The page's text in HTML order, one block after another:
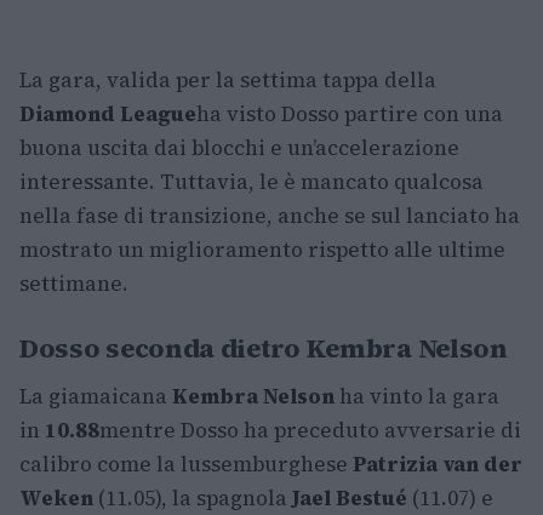
La gara, valida per la settima tappa della
Diamond Leagueha visto Dosso partire con una
buona uscita dai blocchi e un’accelerazione
interessante. Tuttavia, le è mancato qualcosa
nella fase di transizione, anche se sul lanciato ha
mostrato un miglioramento rispetto alle ultime
settimane.
Dosso seconda dietro Kembra Nelson
La giamaicana Kembra Nelson ha vinto la gara
in 10.88mentre Dosso ha preceduto avversarie di
calibro come la lussemburghese Patrizia van der
Weken (11.05), la spagnolaJael Bestué (11.07) e